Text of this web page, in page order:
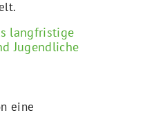
langfristige
Jugendliche
eine